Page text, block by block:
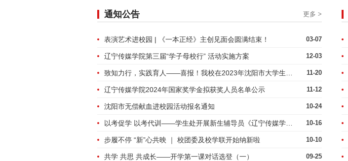
通知公告 更多 >
表演艺术进校园 | 《一本正经》主创见面会圆满结束！ 03-07
辽宁传媒学院第三届“学子母校行” 活动实施方案 12-03
11-20
辽宁传媒学院2024年国家奖学金拟获奖人员名单公示 11-12
沈阳市无偿献血进校园活动报名通知 10-24
10-16
步履不停 “新”心共映 ｜ 校团委及校学联开始纳新啦 10-10
共学 共思 共成长——开学第一课对话选登（一） 09-25